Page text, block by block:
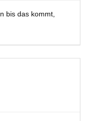
bis das kommt,